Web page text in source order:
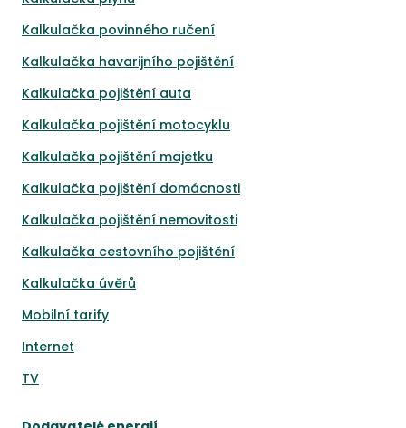
Kalkulačka povinného ručení
Kalkulačka havarijního pojištění
Kalkulačka pojištění auta
Kalkulačka pojištění motocyklu
Kalkulačka pojištění majetku
Kalkulačka pojištění domácnosti
Kalkulačka pojištění nemovitosti
Kalkulačka cestovního pojištění
Kalkulačka úvěrů
Mobilní tarify
Internet
TV